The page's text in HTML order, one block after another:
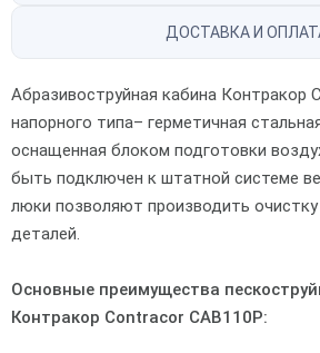
ДОСТАВКА И
Абразивоструйная кабина Контракор
напорного типа– герметичная
оснащенная блоком подготовки
быть подключен к штатной системе
люки позволяют производить
деталей.
Основные преимущества
Контракор Contracor CAB110Р: